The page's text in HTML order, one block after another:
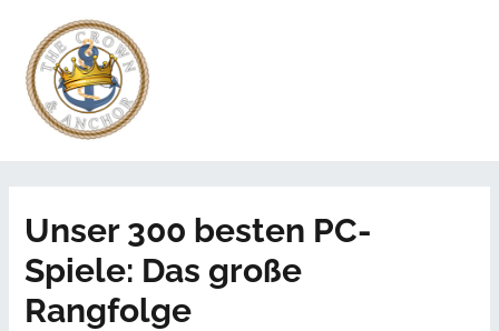
Unser 300 besten PC-
Spiele: Das große
Rangfolge